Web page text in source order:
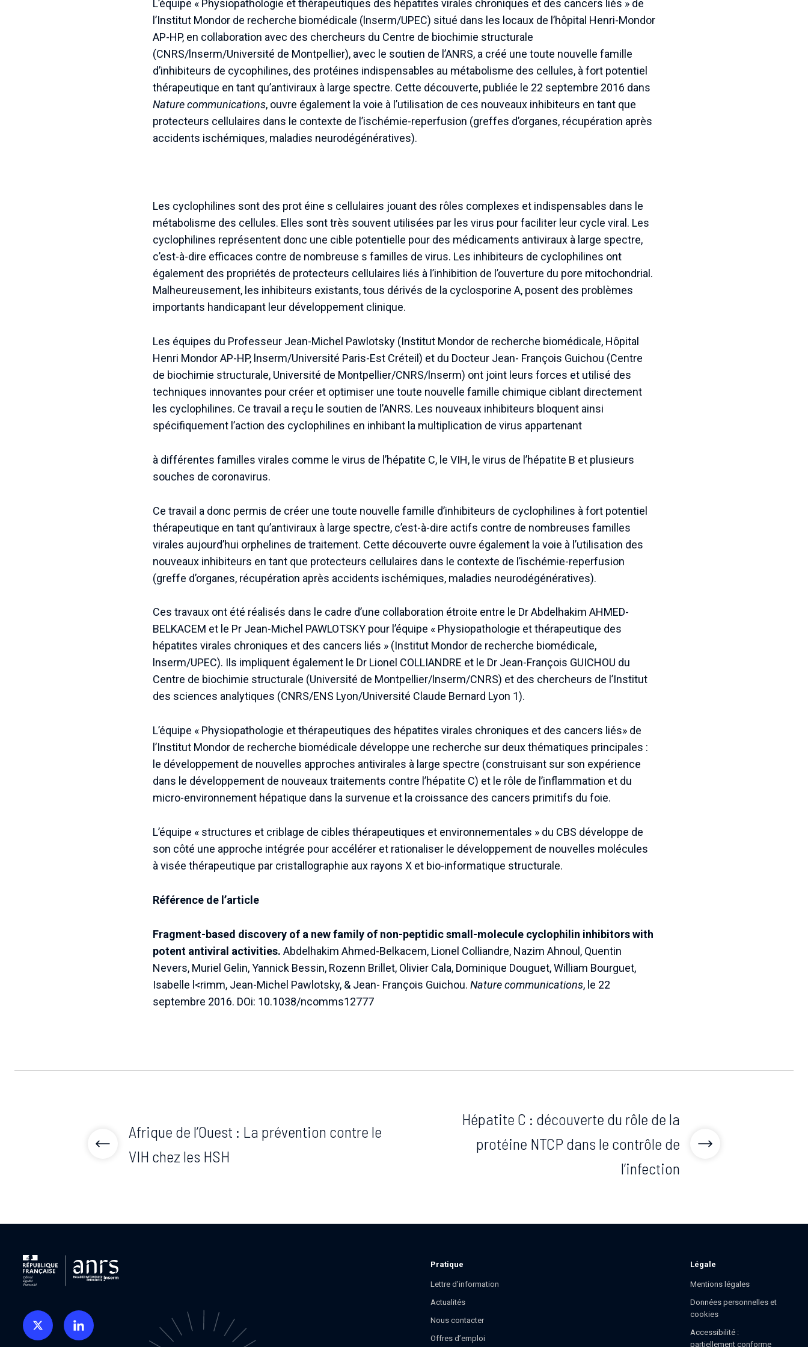
L’équipe « Physiopathologie et thérapeutiques des hépatites virales chroniques et des cancers liés » de
l’Institut Mondor de recherche biomédicale (lnserm/UPEC) situé dans les locaux de l’hôpital Henri-Mondor
AP-HP, en collaboration avec des chercheurs du Centre de biochimie structurale
(CNRS/lnserm/Université de Montpellier), avec le soutien de l’ANRS, a créé une toute nouvelle famille
d’inhibiteurs de cycophilines, des protéines indispensables au métabolisme des cellules, à fort potentiel
thérapeutique en tant qu’antiviraux à large spectre. Cette découverte, publiée le 22 septembre 2016 dans
Nature communications, ouvre également la voie à l’utilisation de ces nouveaux inhibiteurs en tant que
protecteurs cellulaires dans le contexte de l’ischémie-reperfusion (greffes d’organes, récupération après
accidents ischémiques, maladies neurodégénératives).
Les cyclophilines sont des prot éine s cellulaires jouant des rôles complexes et indispensables dans le
métabolisme des cellules. Elles sont très souvent utilisées par les virus pour faciliter leur cycle viral. Les
cyclophilines représentent donc une cible potentielle pour des médicaments antiviraux à large spectre,
c’est-à-dire efficaces contre de nombreuse s familles de virus. Les inhibiteurs de cyclophilines ont
également des propriétés de protecteurs cellulaires liés à l’inhibition de l’ouverture du pore mitochondrial.
Malheureusement, les inhibiteurs existants, tous dérivés de la cyclosporine A, posent des problèmes
importants handicapant leur développement clinique.
Les équipes du Professeur Jean-Michel Pawlotsky (Institut Mondor de recherche biomédicale, Hôpital
Henri Mondor AP-HP, lnserm/Université Paris-Est Créteil) et du Docteur Jean- François Guichou (Centre
de biochimie structurale, Université de Montpellier/CNRS/lnserm) ont joint leurs forces et utilisé des
techniques innovantes pour créer et optimiser une toute nouvelle famille chimique ciblant directement
les cyclophilines. Ce travail a reçu le soutien de l’ANRS. Les nouveaux inhibiteurs bloquent ainsi
spécifiquement l’action des cyclophilines en inhibant la multiplication de virus appartenant
à différentes familles virales comme le virus de l’hépatite C, le VIH, le virus de l’hépatite B et plusieurs
souches de coronavirus.
Ce travail a donc permis de créer une toute nouvelle famille d’inhibiteurs de cyclophilines à fort potentiel
thérapeutique en tant qu’antiviraux à large spectre, c’est-à-dire actifs contre de nombreuses familles
virales aujourd’hui orphelines de traitement. Cette découverte ouvre également la voie à l’utilisation des
nouveaux inhibiteurs en tant que protecteurs cellulaires dans le contexte de l’ischémie-reperfusion
(greffe d’organes, récupération après accidents ischémiques, maladies neurodégénératives).
Ces travaux ont été réalisés dans le cadre d’une collaboration étroite entre le Dr Abdelhakim AHMED-
BELKACEM et le Pr Jean-Michel PAWLOTSKY pour l’équipe « Physiopathologie et thérapeutique des
hépatites virales chroniques et des cancers liés » (Institut Mondor de recherche biomédicale,
lnserm/UPEC). Ils impliquent également le Dr Lionel COLLIANDRE et le Dr Jean-François GUICHOU du
Centre de biochimie structurale (Université de Montpellier/lnserm/CNRS) et des chercheurs de l’Institut
des sciences analytiques (CNRS/ENS Lyon/Université Claude Bernard Lyon 1).
L’équipe « Physiopathologie et thérapeutiques des hépatites virales chroniques et des cancers liés» de
l’Institut Mondor de recherche biomédicale développe une recherche sur deux thématiques principales :
le développement de nouvelles approches antivirales à large spectre (construisant sur son expérience
dans le développement de nouveaux traitements contre l’hépatite C) et le rôle de l’inflammation et du
micro-environnement hépatique dans la survenue et la croissance des cancers primitifs du foie.
L’équipe « structures et criblage de cibles thérapeutiques et environnementales » du CBS développe de
son côté une approche intégrée pour accélérer et rationaliser le développement de nouvelles molécules
à visée thérapeutique par cristallographie aux rayons X et bio-informatique structurale.
Référence de l’article
Fragment-based discovery of a new family of non-peptidic small-molecule cyclophilin inhibitors with
potent antiviral activities. Abdelhakim Ahmed-Belkacem, Lionel Colliandre, Nazim Ahnoul, Quentin
Nevers, Muriel Gelin, Yannick Bessin, Rozenn Brillet, Olivier Cala, Dominique Douguet, William Bourguet,
Isabelle l<rimm, Jean-Michel Pawlotsky, & Jean- François Guichou. Nature communications, le 22
septembre 2016. DOi: 10.1038/ncomms12777
Afrique de l’Ouest : La prévention contre le
VIH chez les HSH
Hépatite C : découverte du rôle de la
protéine NTCP dans le contrôle de
l’infection
Pratique
Lettre d’information
Actualités
Nous contacter
Offres d’emploi
Légale
Mentions légales
Données personnelles et
cookies
Accessibilité :
partiellement conforme